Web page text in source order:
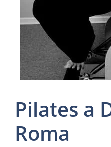
Pilates a
Roma